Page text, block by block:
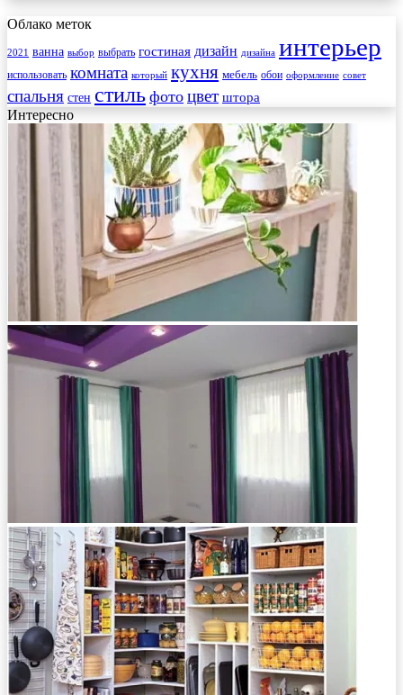
Облако меток
2021 ванна выбор выбрать гостиная дизайн дизайна интерьер
использовать комната который кухня мебель обои оформление совет
спальня стен стиль фото цвет штора
Интересно